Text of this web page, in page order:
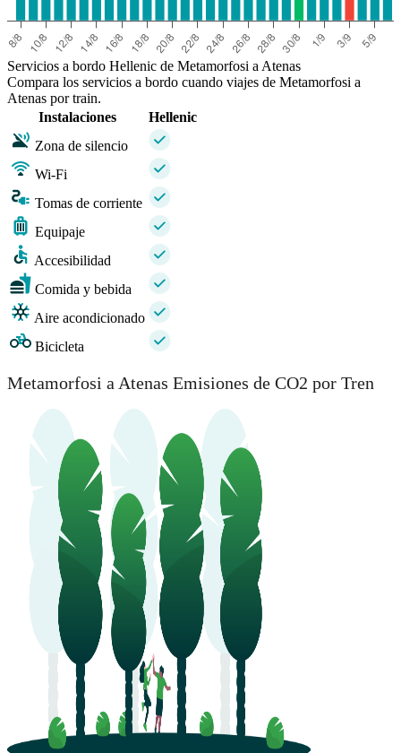
Servicios a bordo Hellenic de Metamorfosi a Atenas
Compara los servicios a bordo cuando viajes de Metamorfosi a
Atenas por train.
Instalaciones
Hellenic
Zona de silencio
Wi-Fi
Tomas de corriente
Equipaje
Accesibilidad
Comida y bebida
Aire acondicionado
Bicicleta
Metamorfosi a Atenas Emisiones de CO2 por Tren